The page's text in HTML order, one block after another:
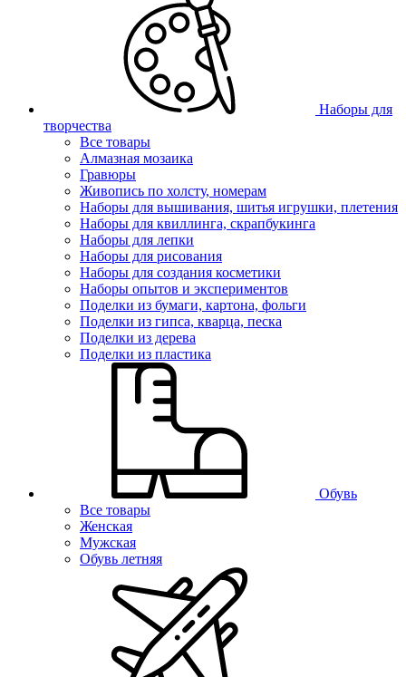
Наборы для
творчества
Все товары
Алмазная мозаика
Гравюры
Живопись по холсту, номерам
Наборы для вышивания, шитья игрушки, плетения
Наборы для квиллинга, скрапбукинга
Наборы для лепки
Наборы для рисования
Наборы для создания косметики
Наборы опытов и экспериментов
Поделки из бумаги, картона, фольги
Поделки из гипса, кварца, песка
Поделки из дерева
Поделки из пластика
Обувь
Все товары
Женская
Мужская
Обувь летняя